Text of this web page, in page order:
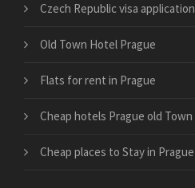
Czech Republic visa application
Old Town Hotel Prague
Flats for rent in Prague
Cheap hotels Prague old Town
Cheap places to Stay in Prague